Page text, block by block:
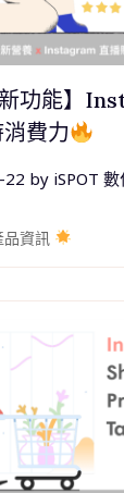
新功能】
費力
22 by iSPOT
資訊